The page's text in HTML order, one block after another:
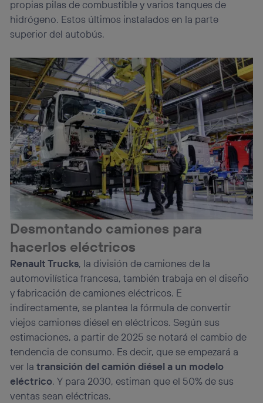
propias pilas de combustible y varios tanques de
hidrógeno. Estos últimos instalados en la parte
superior del autobús.
Desmontando camiones para
hacerlos eléctricos
Renault Trucks, la división de camiones de la
automovilística francesa, también trabaja en el diseño
y fabricación de camiones eléctricos. E
indirectamente, se plantea la fórmula de convertir
viejos camiones diésel en eléctricos. Según sus
estimaciones, a partir de 2025 se notará el cambio de
tendencia de consumo. Es decir, que se empezará a
ver latransición del camión diésel a un modelo
eléctrico. Y para 2030, estiman que el 50% de sus
ventas sean eléctricas.